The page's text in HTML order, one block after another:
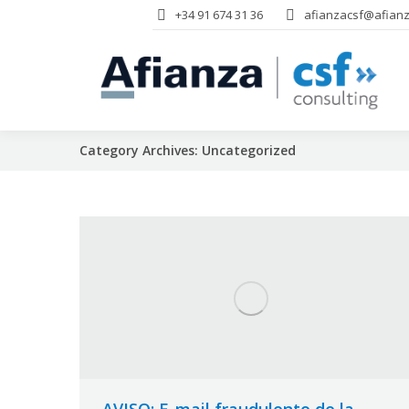
+34 91 674 31 36
Category Archives: Uncategorized